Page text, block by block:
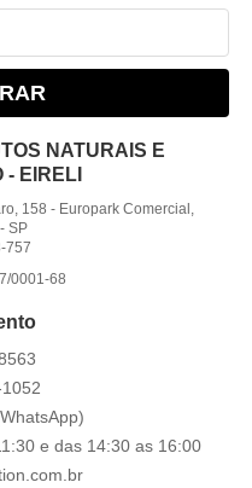
NATURAIS E
- EIRELI
158 - Europark Comercial,
SP
757
0001-68
e das 14:30 as 16:00